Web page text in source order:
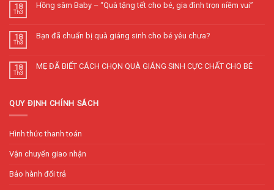
18
Th3
Hồng sâm Baby – “Quà tặng tết cho bé, gia đình trọn niềm vui”
18
Th3
Bạn đã chuẩn bị quà giáng sinh cho bé yêu chưa?
18
Th3
MẸ ĐÃ BIẾT CÁCH CHỌN QUÀ GIÁNG SINH CỰC CHẤT CHO BÉ
QUY ĐỊNH CHÍNH SÁCH
Hình thức thanh toán
Vận chuyển giao nhận
Bảo hành đổi trả